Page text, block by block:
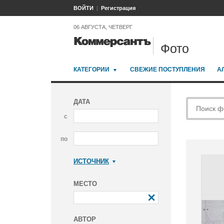
ВОЙТИ Регистрация
06 АВГУСТА, ЧЕТВЕРГ
Фото
КАТЕГОРИИ СВЕЖИЕ ПОСТУПЛЕНИЯ
ДАТА
с
по
ИСТОЧНИК
МЕСТО
АВТОР